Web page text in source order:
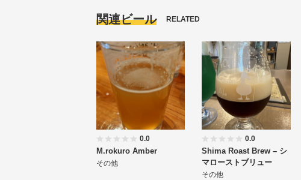
関連ビール RELATED
0.0
M.rokuro Amber
その他
0.0
Shima Roast Brew – シ
マローストブリュー
その他